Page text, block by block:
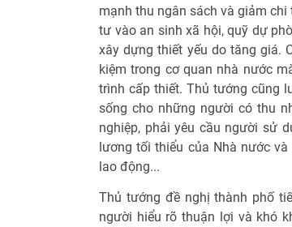
mạnh thu ngân sách và giảm
tư vào an sinh xã hội, quỹ dự
xây dựng thiết yếu do tăng giá.
kiệm trong cơ quan nhà nước
trình cấp thiết. Thủ tướng cũng
sống cho những người có thu
nghiệp, phải yêu cầu người sử
lương tối thiểu của Nhà nước
lao động...
Thủ tướng đề nghị thành phố
người hiểu rõ thuận lợi và khó